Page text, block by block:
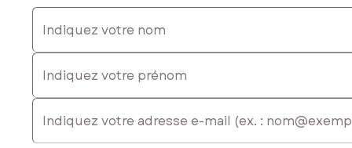
Indiquez votre nom
Indiquez votre prénom
E-mail